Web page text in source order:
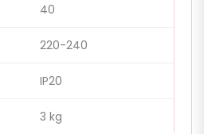
40
220-240
IP20
3 kg